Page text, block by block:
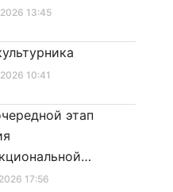
13:45
10:41
17:56
этап
спорта